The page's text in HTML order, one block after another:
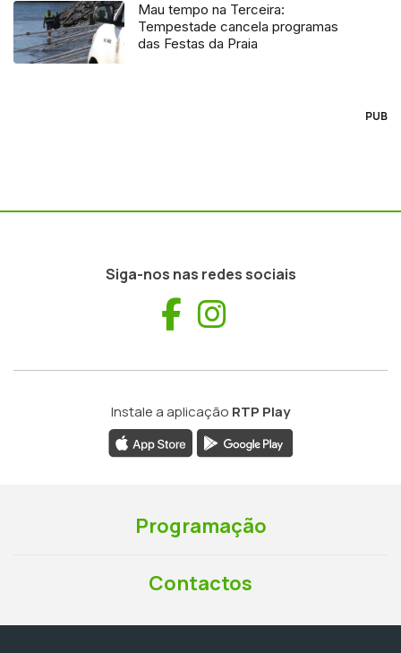
Mau tempo na Terceira:
Tempestade cancela programas
das Festas da Praia
PUB
Siga-nos nas redes sociais
Facebook
Instale a aplicação RTP Play
Programação
Contactos